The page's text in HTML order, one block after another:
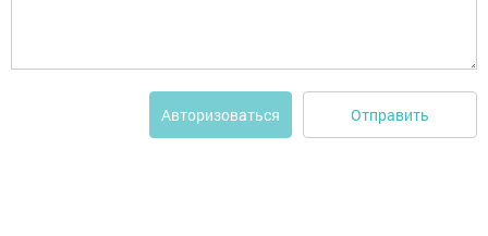
Авторизоваться Отправить